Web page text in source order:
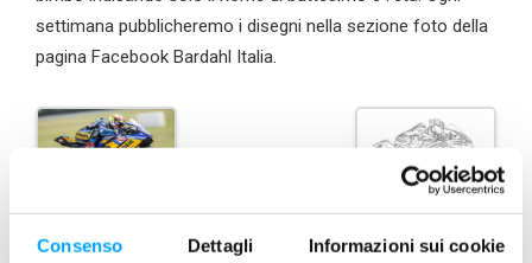
Consenso Dettagli Informazioni sui cookie
settimana pubblicheremo i disegni nella sezione foto della
pagina Facebook Bardahl Italia.